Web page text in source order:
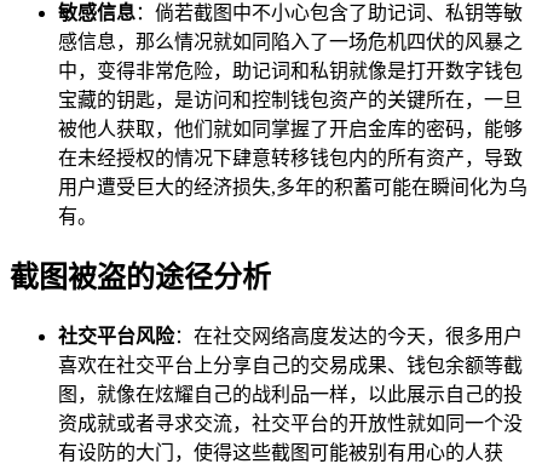
敏感信息：倘若截图中不小心包含了助记词、私钥等敏
感信息，那么情况就如同陷入了一场危机四伏的风暴之
中，变得非常危险，助记词和私钥就像是打开数字钱包
宝藏的钥匙，是访问和控制钱包资产的关键所在，一旦
被他人获取，他们就如同掌握了开启金库的密码，能够
在未经授权的情况下肆意转移钱包内的所有资产，导致
用户遭受巨大的经济损失,多年的积蓄可能在瞬间化为乌
有。
截图被盗的途径分析
社交平台风险：在社交网络高度发达的今天，很多用户
喜欢在社交平台上分享自己的交易成果、钱包余额等截
图，就像在炫耀自己的战利品一样，以此展示自己的投
资成就或者寻求交流，社交平台的开放性就如同一个没
有设防的大门，使得这些截图可能被别有用心的人获